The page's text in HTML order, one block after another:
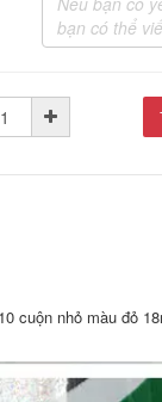
cuộn nhỏ màu đỏ